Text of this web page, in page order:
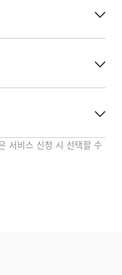
서비스 신청 시 선택할 수